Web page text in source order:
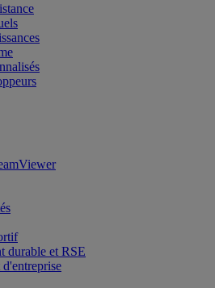
durable et RSE